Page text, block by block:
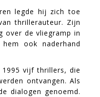
legde hij zich toe
thrillerauteur. Zijn
over de vliegramp in
ook naderhand
vijf thrillers, die
ontvangen. Als
dialogen genoemd.